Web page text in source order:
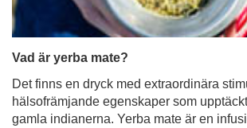
Vad är yerba mate?
Det finns en dryck med extraordinära
hälsofrämjande egenskaper som
gamla indianerna. Yerba mate är en